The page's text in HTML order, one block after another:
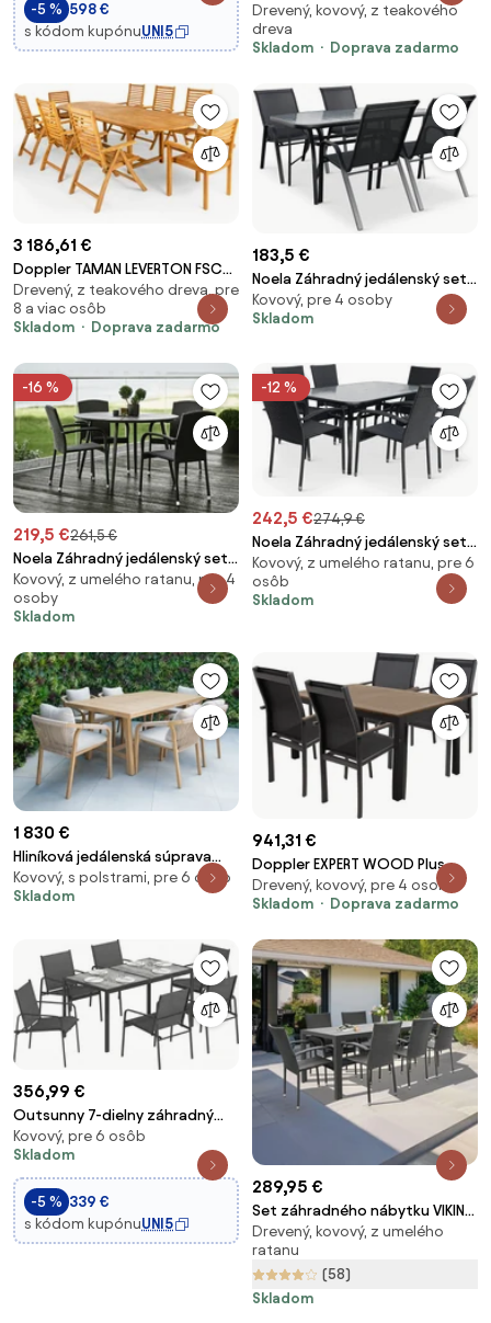
rámom, nábytok na balkón a do
záh
-5 % 598 €
s kódom kupónuUNI5
4+1 - záhradná sedacia súprava
(hliník/teakové drevo)
Drevený, kovový, z teakového
dreva
Skladom
Doprava zadarmo
3 186,61 €
Doppler TAMAN LEVERTON FSC®,
rozkladací stôl 240/300, 6+2+1
Drevený, z teakového dreva, pre
8 a viac osôb
Skladom
Doprava zadarmo
183,5 €
Noela Záhradný jedálenský set
Porto 150 cm + 4x kovová
stolička Ramada
Kovový, pre 4 osoby
Skladom
-16 %
219,5 €261,5 €
Noela Záhradný jedálenský set
Wilder + 4x ratanová stolička
Roma
Kovový, z umelého ratanu, pre 4
osoby
Skladom
-12 %
242,5 €274,9 €
Noela Záhradný jedálenský set
Klaudia transparentný + 6x
ratanová stolička Paris KD
Kovový, z umelého ratanu, pre 6
osôb
Skladom
1 830 €
Hliníková jedálenská súprava
RAVONTI 182 so 6 stoličkami
Kovový, s polstrami, pre 6 osôb
Skladom
941,31 €
Doppler EXPERT WOOD Plus,
obdĺžnikový stôl, 4+1
Drevený, kovový, pre 4 osoby
Skladom
Doprava zadarmo
356,99 €
Outsunny 7-dielny záhradný
jedálenský set – stôl s
drevodekorom a 6 priedušných
stoličiek, pozinkovaný rám,
čierny | Aosom
Kovový, pre 6 osôb
Skladom
-5 % 339 €
s kódom kupónuUNI5
289,95 €
Set záhradného nábytku VIKING
XL +8x PARIS
Drevený, kovový, z umelého
ratanu
(58)
Skladom